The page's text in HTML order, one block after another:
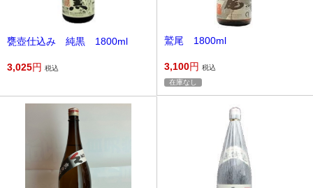
甕壺仕込み 純黒 1800ml
3,025円 税込
鷲尾 1800ml
3,100円 税込
在庫なし